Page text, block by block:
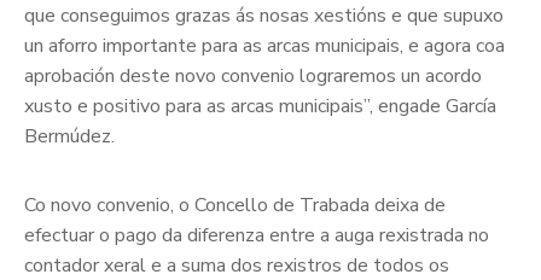
que conseguimos grazas ás nosas xestións e que supuxo
un aforro importante para as arcas municipais, e agora coa
aprobación deste novo convenio lograremos un acordo
xusto e positivo para as arcas municipais”, engade García
Bermúdez.
Co novo convenio, o Concello de Trabada deixa de
efectuar o pago da diferenza entre a auga rexistrada no
contador xeral e a suma dos rexistros de todos os